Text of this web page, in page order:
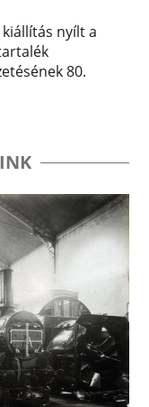
nyílt a
80.